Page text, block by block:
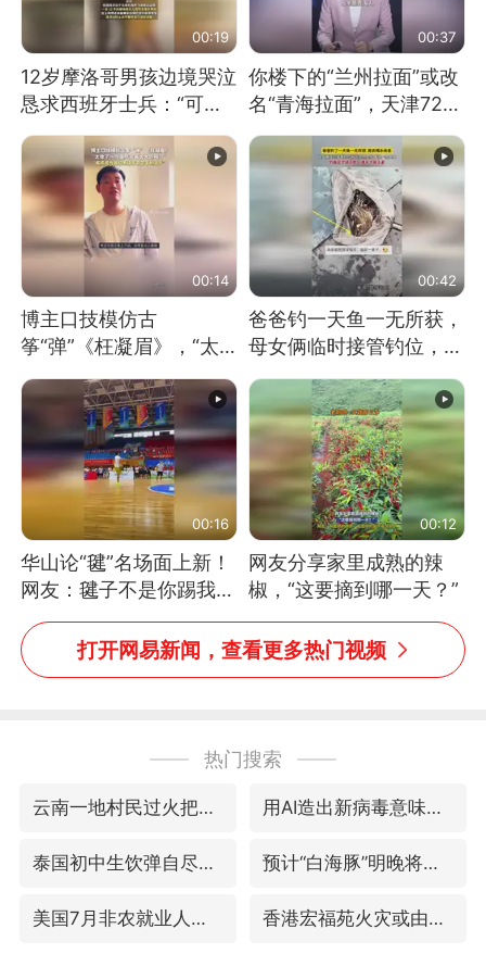
00:19
12岁摩洛哥男孩边境哭泣
恳求西班牙士兵：“可不
可以不要把我遣返回国”
00:37
你楼下的“兰州拉面”或改
名“青海拉面”，天津72家
面馆已集体更换招牌
00:14
博主口技模仿古
筝“弹”《枉凝眉》，“太
像了～你是吃古筝长大的
吗？”“或将成为首位考级
不带古筝的选手。”（来
源：新华每日电讯）
00:42
爸爸钓一天鱼一无所获，
母女俩临时接管钓位，用
玩具鱼竿钓上大鱼
00:16
华山论“毽”名场面上新！
网友：毽子不是你踢我
捡，我踢你捡吗
00:12
网友分享家里成熟的辣
椒，“这要摘到哪一天？”
打开网易新闻，查看更多热门视频
热门搜索
云南一地村民过火把节意外灼伤16人 用AI造出新病毒意味着什么
泰国初中生饮弹自尽前开了26枪 预计“白海豚”明晚将在浙江舟山到福建福鼎一带沿海登陆
美国7月非农就业人数意外减少2.3万人 香港宏福苑火灾或由烟头引起